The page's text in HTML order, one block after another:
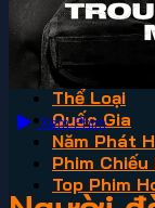
VN2
Phim Lẻ
Phim Bộ
Thể Loại
Quốc Gia
Năm Phát
Phim Chiếu
Top Phim
Xem Phim